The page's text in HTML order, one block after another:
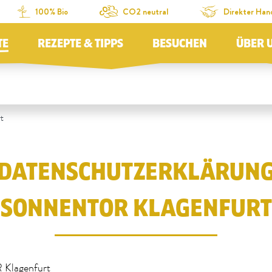
100% Bio CO2 neutral Direkter
REZEPTE & TIPPS BESUCHEN ÜBER
SONNENTOR KLAGENFURT